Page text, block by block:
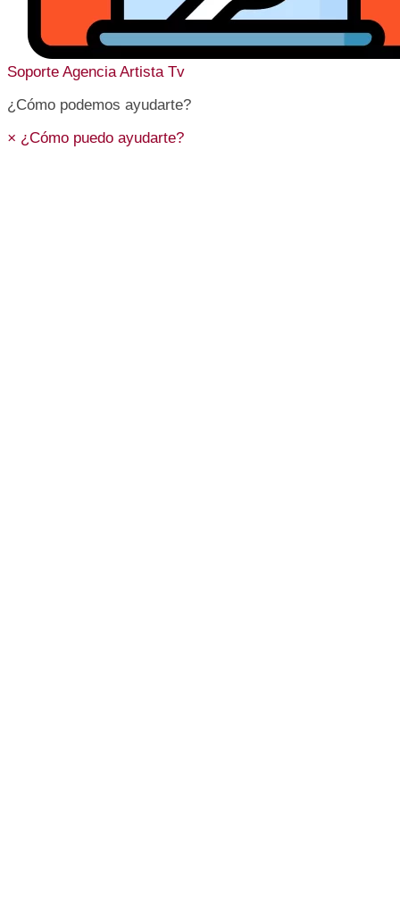
Soporte Agencia Artista Tv
¿Cómo podemos ayudarte?
× ¿Cómo puedo ayudarte?